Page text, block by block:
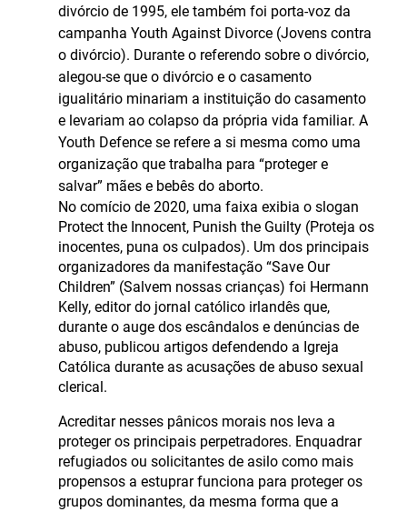
divórcio de 1995, ele também foi porta-voz da
campanha Youth Against Divorce (Jovens contra
o divórcio). Durante o referendo sobre o divórcio,
alegou-se que o divórcio e o casamento
igualitário minariam a instituição do casamento
e levariam ao colapso da própria vida familiar. A
Youth Defence se refere a si mesma como uma
organização que trabalha para “proteger e
salvar” mães e bebês do aborto.
No comício de 2020, uma faixa exibia o slogan
Protect the Innocent, Punish the Guilty (Proteja os
inocentes, puna os culpados). Um dos principais
organizadores da manifestação “Save Our
Children” (Salvem nossas crianças) foi Hermann
Kelly, editor do jornal católico irlandês que,
durante o auge dos escândalos e denúncias de
abuso, publicou artigos defendendo a Igreja
Católica durante as acusações de abuso sexual
clerical.
Acreditar nesses pânicos morais nos leva a
proteger os principais perpetradores. Enquadrar
refugiados ou solicitantes de asilo como mais
propensos a estuprar funciona para proteger os
grupos dominantes, da mesma forma que a